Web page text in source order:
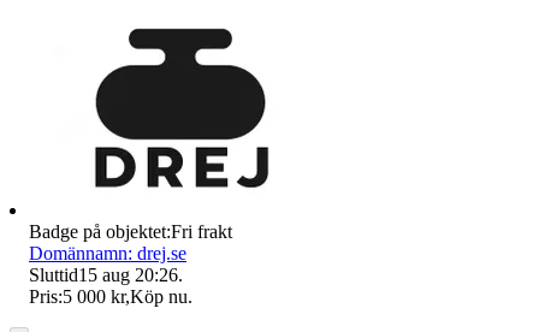
Badge på objektet:Fri frakt
Domännamn: drej.se
Sluttid15 aug 20:26.
Pris:5 000 kr,Köp nu.